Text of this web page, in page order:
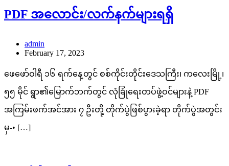
PDF အလောင်း/လက်နက်များရရှိ
admin
February 17, 2023
ဖေဖော်ဝါရီ ၁၆ ရက်နေ့တွင် စစ်ကိုင်းတိုင်းဒေသကြီး၊ ကလေးမြို့၊
၅၅ မိုင် ရွာ၏မြောက်ဘက်တွင် လုံခြုံရေးတပ်ဖွဲ့ဝင်များနဲ့ PDF
အကြမ်းဖက်အင်အား ၇ ဦးတို့ တိုက်ပွဲဖြစ်ပွားခဲ့ရာ တိုက်ပွဲအတွင်း
မှ-• […]